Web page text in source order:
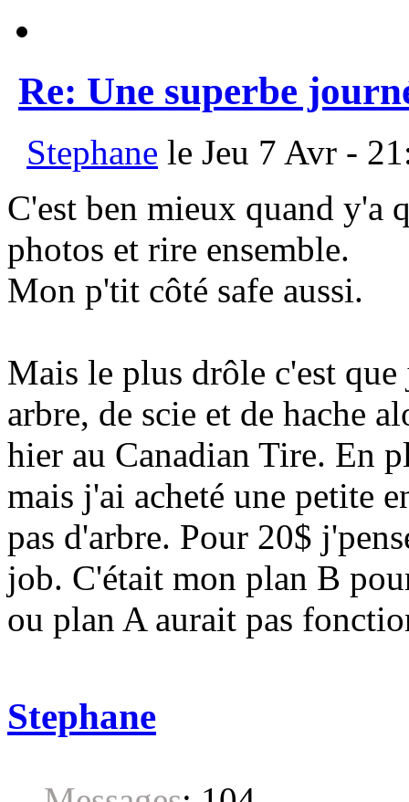
Re: Une superbe
Stephane le Jeu 7 Avr -
C'est ben mieux quand y'a
photos et rire ensemble.
Mon p'tit côté safe aussi.
Mais le plus drôle c'est
arbre, de scie et de hache
hier au Canadian Tire. En
mais j'ai acheté une petite
pas d'arbre. Pour 20$
job. C'était mon plan B
ou plan A aurait pas
Stephane